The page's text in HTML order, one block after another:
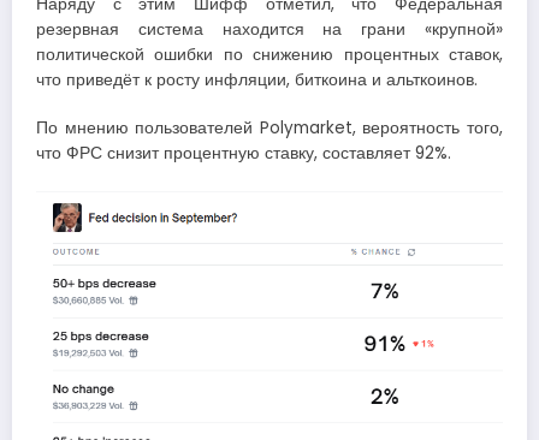
резервная система находится на грани «крупной»
политической ошибки по снижению процентных ставок,
что приведёт к росту инфляции, биткоина и альткоинов.
По мнению пользователей Polymarket, вероятность того,
что ФРС снизит процентную ставку, составляет 92%.